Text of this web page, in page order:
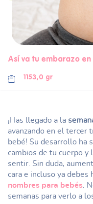
Así va tu embarazo
1153,0 gr
¡Has llegado a la
avanzando en el tercer
bebé! Su desarrollo ha
cambios de tu cuerpo y
sentir. Sin duda,
cara e incluso ya debes
nombres para bebés .
semanas para verlo a